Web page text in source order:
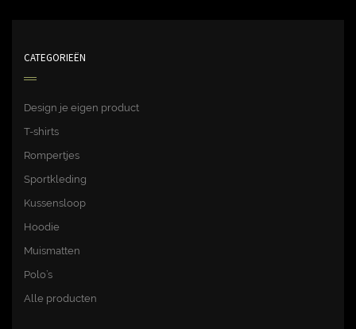
CATEGORIEËN
Design je eigen product
T-shirts
Rompertjes
Sportkleding
Kussensloop
Hoodie
Muismatten
Polo’s
Alle producten